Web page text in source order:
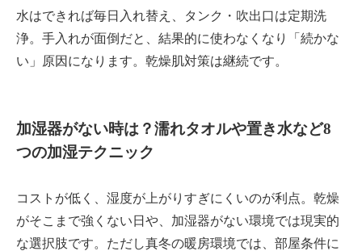
水はできれば毎日入れ替え、タンク・吹出口は定期洗
浄。手入れが面倒だと、結果的に使わなくなり「続かな
い」原因になります。乾燥肌対策は継続です。
加湿器がない時は？濡れタオルや置き水など8
つの加湿テクニック
コストが低く、湿度が上がりすぎにくいのが利点。乾燥
がそこまで強くない日や、加湿器がない環境では現実的
な選択肢です。ただし真冬の暖房環境では、部屋条件に